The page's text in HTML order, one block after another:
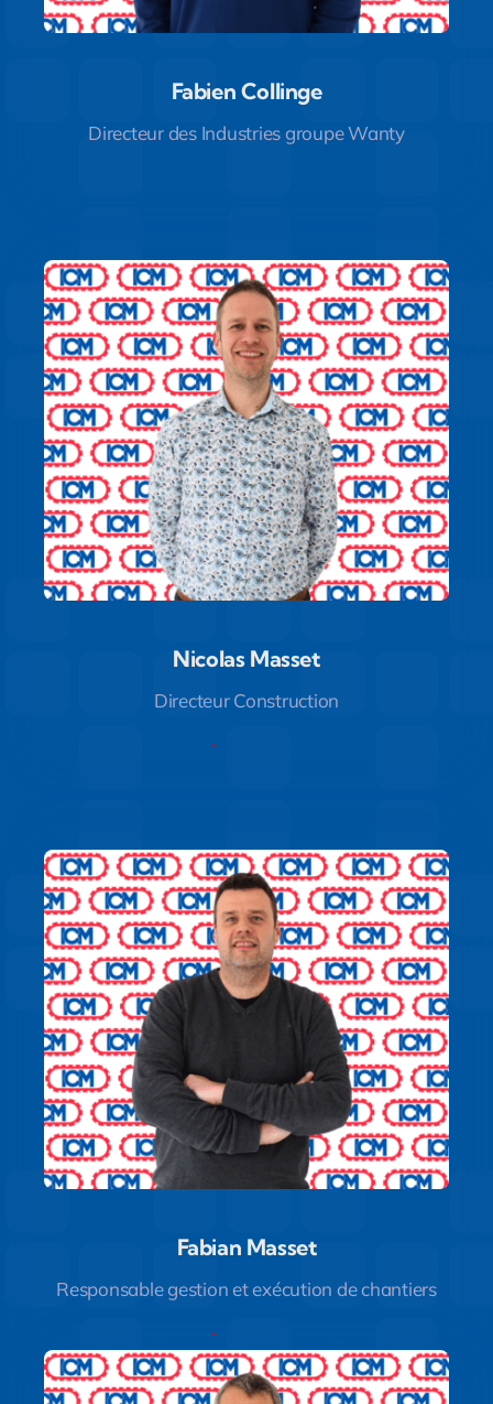
Fabien Collinge
Directeur des Industries groupe Wanty
Fabien Collinge
Directeur des Industries groupe Wanty
Nicolas Masset
Directeur Construction
Nicolas Masset
Directeur Construction
Fabian Masset
Responsable gestion et exécution de chantiers
Fabian Masset
Responsable Gestion et Exécution de chantiers